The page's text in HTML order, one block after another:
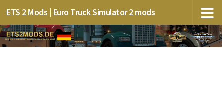
ETS 2 Mods | Euro Truck Simulator 2 mods